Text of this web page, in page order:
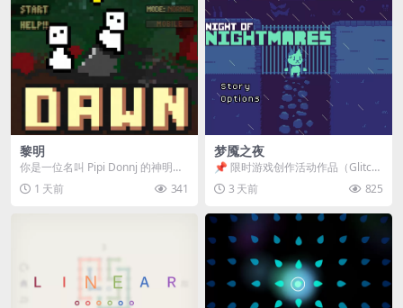
黎明
你是一位名叫 Pipi Donnj 的神明。
你的任务是保护一群白色小人。 点
击...1 天前 341
梦魇之夜
📌 限时游戏创作活动作品（Glitch
Game Jam） 📖 故事背景 怪物四...
3 天前 825